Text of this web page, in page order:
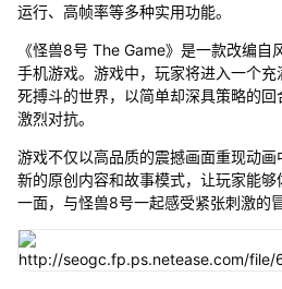
运行、高帧率等多种实用功能。
《怪兽8号 The Game》是一款改编自
手机游戏。游戏中，玩家将进入一个
死搏斗的世界，以简单却深具策略的
激烈对抗。
游戏不仅以高品质的震撼画面重现动
新的原创内容和故事模式，让玩家能
一面，与怪兽8号一起感受紧张刺激的